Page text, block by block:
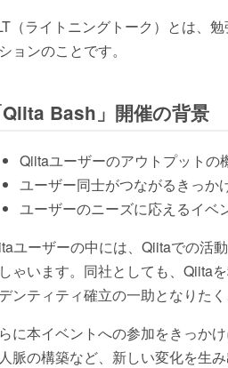
（ライトニングトーク）とは、
ョンのことです。
Qiita Bash」開催の背景
Qiitaユーザーのアウトプットの
ユーザー同士がつながるきっか
ユーザーのニーズに応えるイベ
ユーザーの中には、Qiitaでの活
ゃいます。同社としても、Qiita
ンティティ確立の一助となりた
に本イベントへの参加をきっか
脈の構築など、新しい変化を生